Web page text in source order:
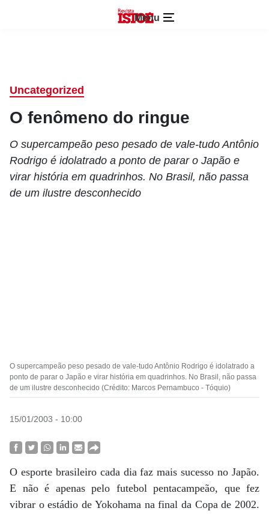
Menu
Uncategorized
O fenômeno do ringue
O supercampeão peso pesado de vale-tudo Antônio
Rodrigo é idolatrado a ponto de parar o Japão e
virar história em quadrinhos. No Brasil, não passa
de um ilustre desconhecido
O supercampeão peso pesado de vale-tudo Antônio Rodrigo é idolatrado a
ponto de parar o Japão e virar história em quadrinhos. No Brasil, não passa
de um ilustre desconhecido (Crédito: Marcos Pernambuco - Tóquio)
15/01/2003 - 10:00
O esporte brasileiro cada dia faz mais sucesso no Japão.
E não é apenas pelo futebol pentacampeão, que fez
vibrar o estádio de Yokohama na final da Copa de 2002.